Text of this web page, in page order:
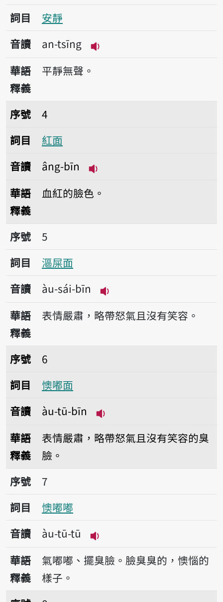
詞目
安靜
音讀
an-tsīng
播放音讀an-tsīng
華語
釋義
平靜無聲。
序號4紅面
序號
4
詞目
紅面
音讀
âng-bīn
華語
釋義
血紅的臉色。
序號5漚屎面
序號
5
詞目
漚屎面
音讀
àu-sái-bīn
播放音讀àu-sái-bīn
華語
釋義
表情嚴肅，略帶怒氣且沒有笑容。
序號6懊嘟面
序號
6
詞目
懊嘟面
音讀
àu-tū-bīn
華語
釋義
表情嚴肅，略帶怒氣且沒有笑容的臭
臉。
序號7懊嘟嘟
序號
7
詞目
懊嘟嘟
音讀
àu-tū-tū
播放音讀àu-tū-tū
華語
釋義
氣嘟嘟、擺臭臉。臉臭臭的，懊惱的
樣子。